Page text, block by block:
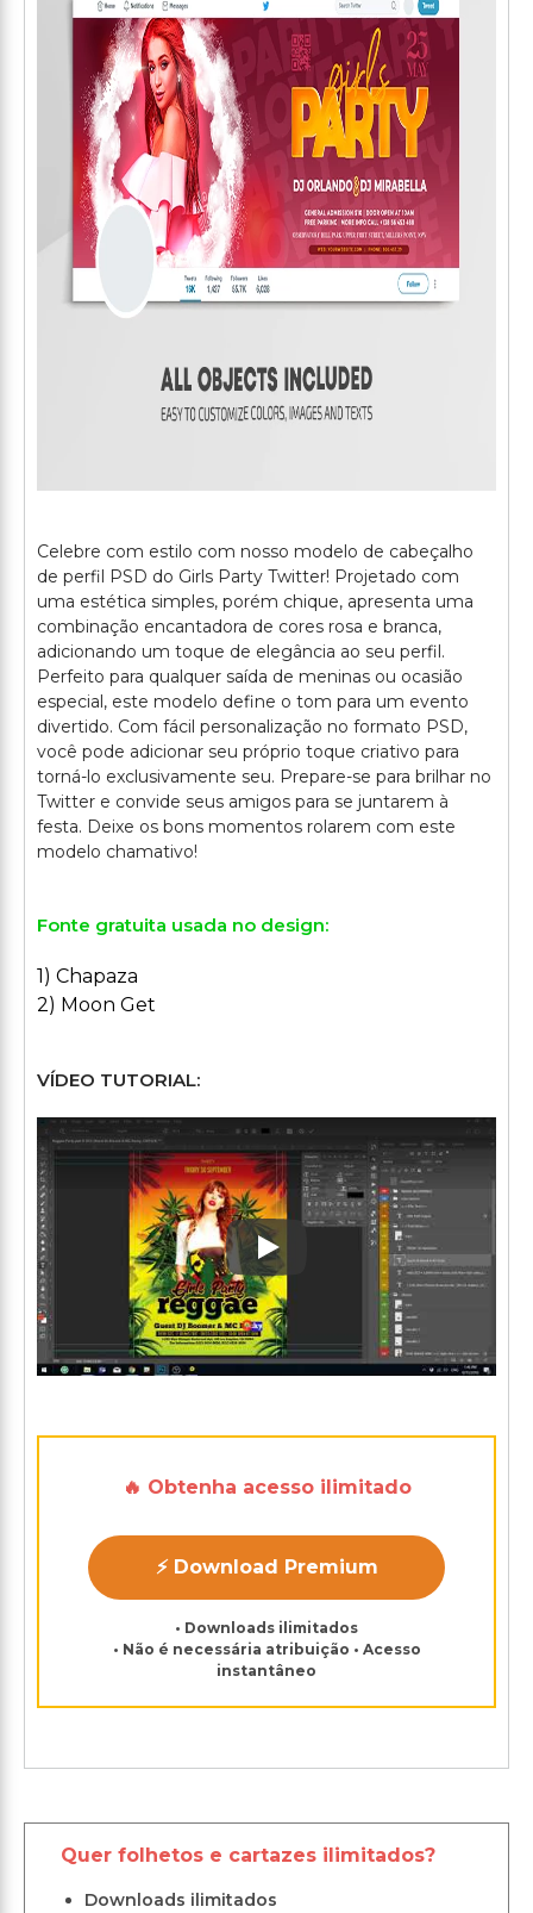
Celebre com estilo com nosso modelo de cabeçalho
de perfil PSD do Girls Party Twitter! Projetado com
uma estética simples, porém chique, apresenta uma
combinação encantadora de cores rosa e branca,
adicionando um toque de elegância ao seu perfil.
Perfeito para qualquer saída de meninas ou ocasião
especial, este modelo define o tom para um evento
divertido. Com fácil personalização no formato PSD,
você pode adicionar seu próprio toque criativo para
torná-lo exclusivamente seu. Prepare-se para brilhar no
Twitter e convide seus amigos para se juntarem à
festa. Deixe os bons momentos rolarem com este
Fonte gratuita usada no design:
1) Chapaza
2) Moon Get
VÍDEO TUTORIAL:
Play: Keynote (Google I/O
🔥 Obtenha acesso ilimitado
⚡ Download Premium
• Downloads ilimitados
• Não é necessária atribuição • Acesso
instantâneo
Quer folhetos e cartazes ilimitados?
Downloads ilimitados